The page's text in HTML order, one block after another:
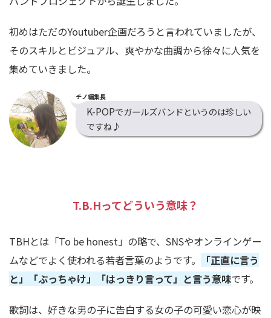
初めはただのYoutuber企画だろうと言われていましたが、
そのスキルとビジュアル、爽やかな曲調から徐々に人気を
集めていきました。
チノ編集長
K-POPでガールズバンドというのは珍しい
ですね♪
T.B.Hってどういう意味？
TBHとは「To be honest」の略で、 SNSやオンラインゲー
ムなどでよく使われる若者言葉のようです。
「正直に言う
と」「ぶっちゃけ」「はっきり言って」と言う意味です。
歌詞は、好きな男の子に告白する女の子の可愛い恋心が映